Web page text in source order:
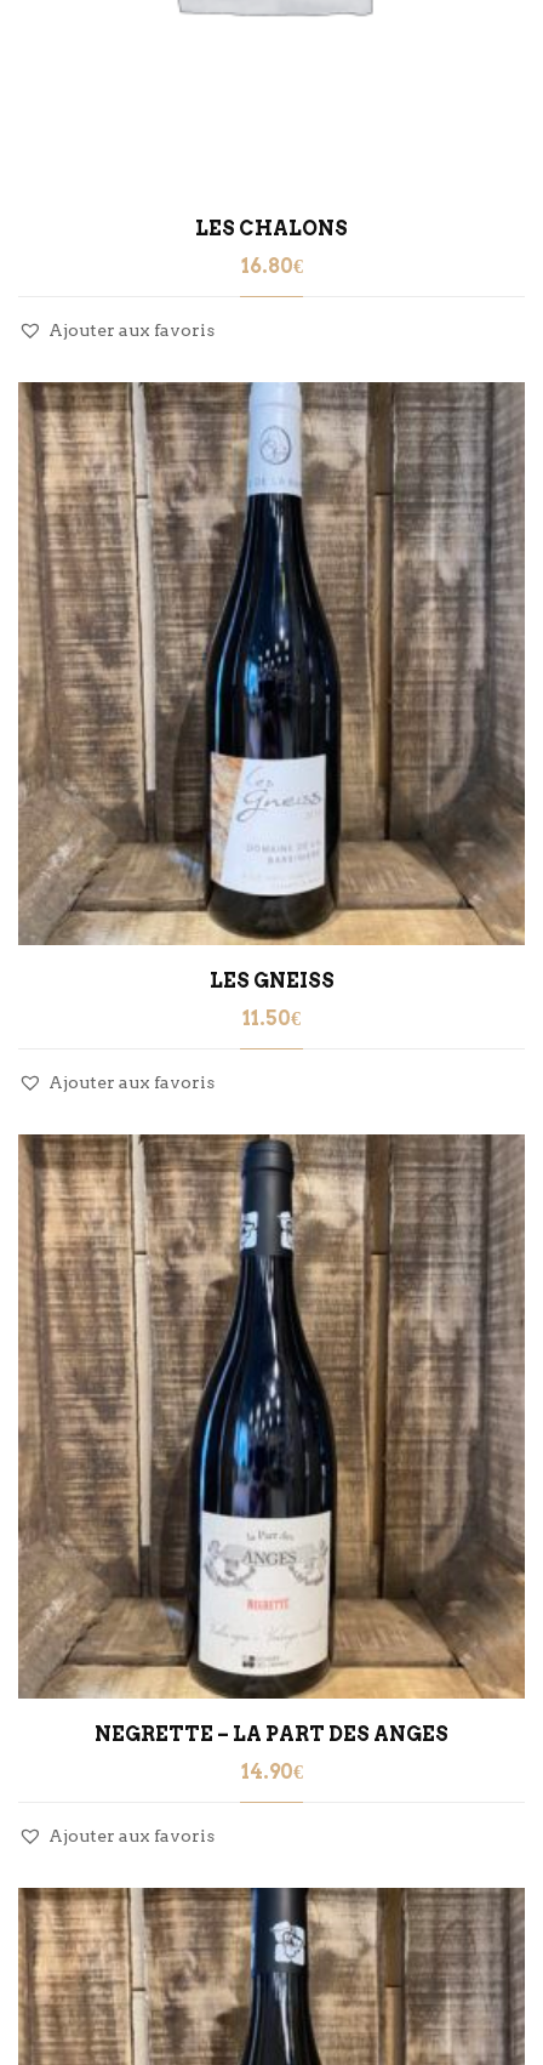
LES CHALONS
16.80€
Ajouter aux favoris
LES GNEISS
11.50€
Ajouter aux favoris
NEGRETTE – LA PART DES ANGES
14.90€
Ajouter aux favoris